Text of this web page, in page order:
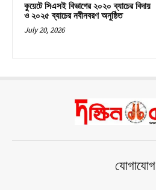
কুয়েটে সিএসই বিভাগের ২০২০ ব্যাচের বিদায়
ও ২০২৫ ব্যাচের নবীনবরণ অনুষ্ঠিত
July 20, 2026
যোগাযোগ